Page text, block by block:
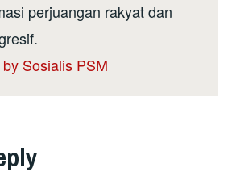
perjuangan rakyat dan
Sosialis PSM